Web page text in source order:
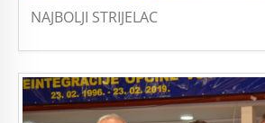
NAJBOLJI STRIJELAC